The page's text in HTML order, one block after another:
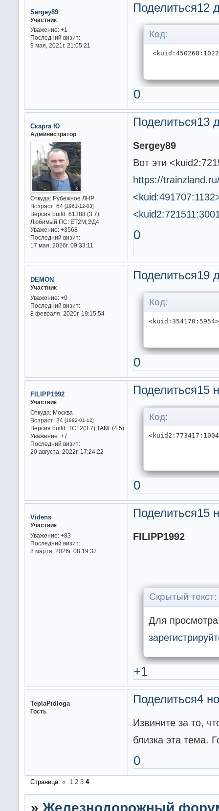
Поделиться12
Sergey89
Участник
Уважение: +1
Последний визит:
9 мая, 2021г. 21:05:21
Код:
0
Поделиться13
Скарга Ю
Администратор
Откуда:Рубежное ЛНР
Возраст:64 [1961-12-03]
Версия build:61388 (3.7)
Любимый ПС:ET2M,ЭД4
Уважение: +3568
Последний визит:
17 мая, 2026г. 09:33:11
Sergey89
Вот эти
https://
0
Поделиться19
DEMON
Участник
Уважение: +0
Последний визит:
8 февраля, 2020г. 19:15:54
Код:
0
Поделиться15
FILIPP1992
Участник
Откуда:Москва
Возраст:34 [1992-01-12]
Версия build:TC12(3.7),TANE(4.5)
Уважение: +7
Последний визит:
20 августа, 2022г. 17:24:22
Код:
0
Поделиться15
Videns
Участник
Уважение: +83
Последний визит:
8 марта, 2026г. 08:19:37
FILIPP1992
Скрытый текст:
Для
+1
Поделиться4
TeplaPidloga
Гость
Извините за то,
близка эта тема.
0
Страница: « 1 2 3 4
» Железнодорожный